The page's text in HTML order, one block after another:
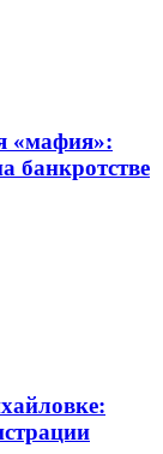
«мафия»:
банкротстве